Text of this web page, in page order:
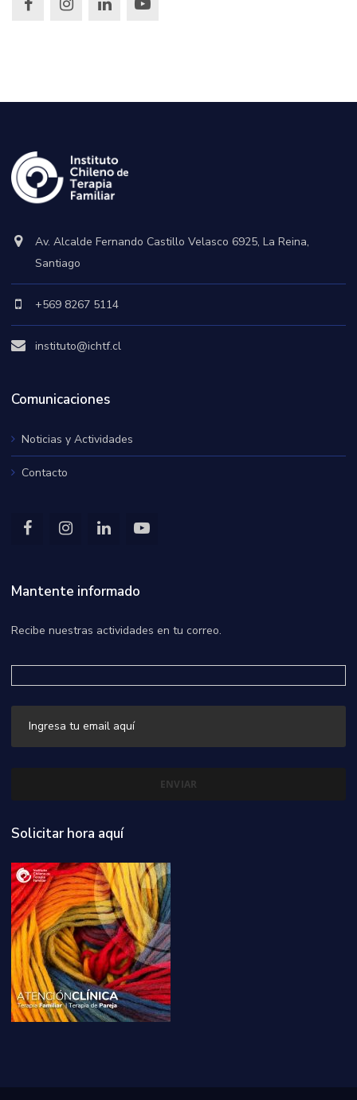
Av. Alcalde Fernando Castillo Velasco 6925, La Reina,
Santiago
+569 8267 5114
instituto@ichtf.cl
Comunicaciones
Noticias y Actividades
Contacto
Mantente informado
Recibe nuestras actividades en tu correo.
Solicitar hora aquí